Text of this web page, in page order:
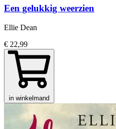
Een gelukkig weerzien
Ellie Dean
€ 22,99
in winkelmand